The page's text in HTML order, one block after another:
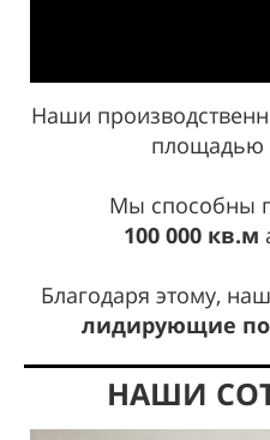
Наши
площадью
Мы способны
100 000 кв.м
Благодаря этому,
лидирующие
НАШИ